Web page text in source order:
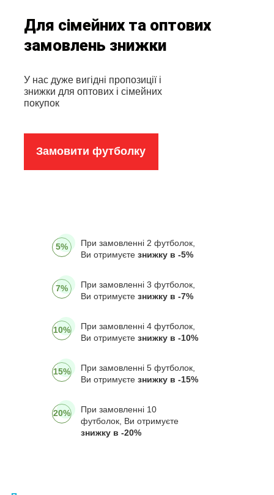
Для сімейних та оптових
замовлень знижки
У нас дуже вигідні пропозиції і
знижки для оптових і сімейних
покупок
Замовити футболку
5%
При замовленні 2 футболок,
Ви отримуєте знижку в -5%
7%
При замовленні 3 футболок,
Ви отримуєте знижку в -7%
10%
При замовленні 4 футболок,
Ви отримуєте знижку в -10%
15%
При замовленні 5 футболок,
Ви отримуєте знижку в -15%
20%
При замовленні 10
футболок, Ви отримуєте
знижку в -20%